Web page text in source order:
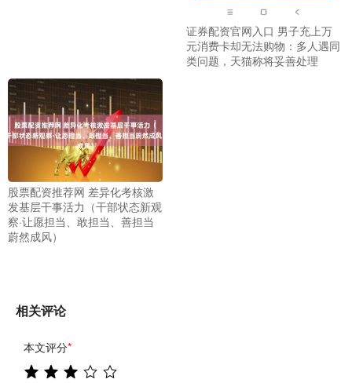
证券配资官网入口 男子充上万
元消费卡却无法购物：多人遇同
类问题，天猫称将妥善处理
股票配资推荐网 差异化考核激
发基层干事活力（干部状态新观
察·让愿担当、敢担当、善担当
蔚然成风）
相关评论
本文评分*